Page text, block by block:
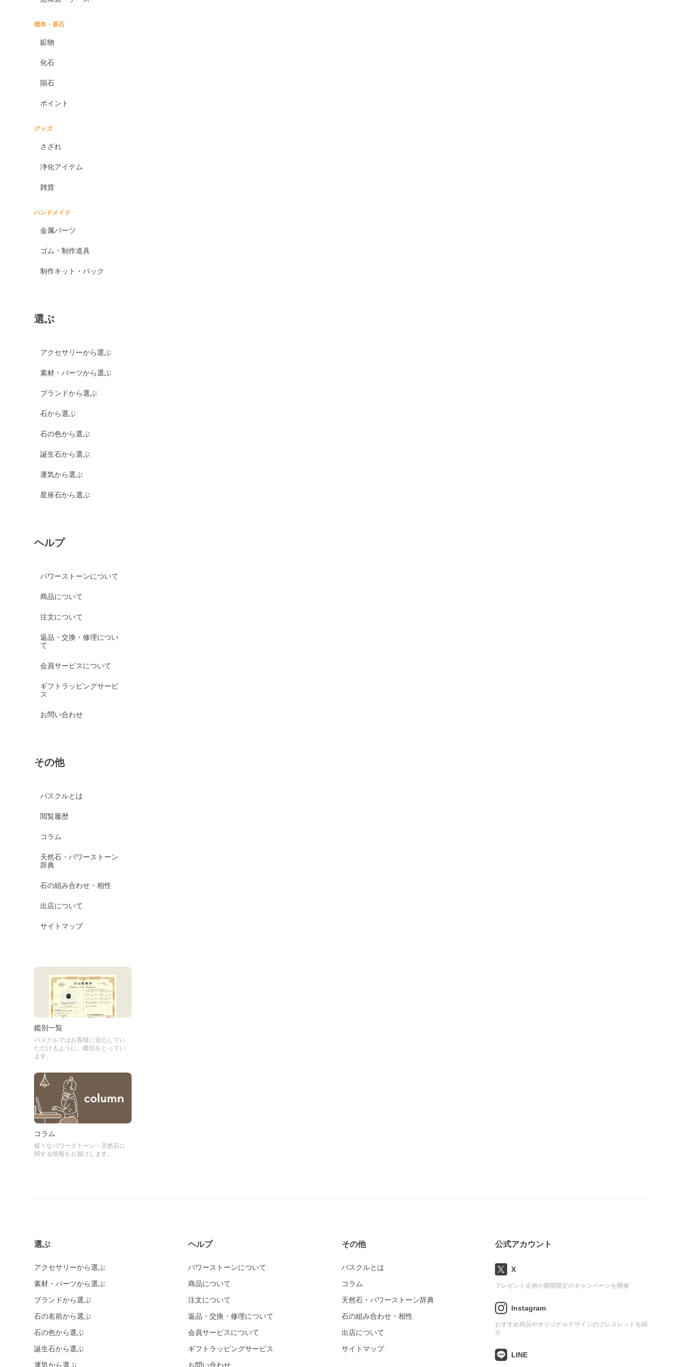
標本・原石
鉱物
化石
隕石
ポイント
グッズ
さざれ
浄化アイテム
雑貨
ハンドメイド
金属パーツ
ゴム・制作道具
制作キット・パック
選ぶ
アクセサリーから選ぶ
素材・パーツから選ぶ
ブランドから選ぶ
石から選ぶ
石の色から選ぶ
誕生石から選ぶ
運気から選ぶ
星座石から選ぶ
ヘルプ
パワーストーンについて
商品について
注文について
返品・交換・修理につい
て
会員サービスについて
ギフトラッピングサービ
ス
お問い合わせ
その他
パスクルとは
閲覧履歴
コラム
天然石・パワーストーン
辞典
石の組み合わせ・相性
出店について
サイトマップ
鑑別一覧
パスクルではお客様に安心してい
ただけるように、鑑別をとってい
ます。
コラム
様々なパワーストーン・天然石に
関する情報をお届けします。
選ぶ
アクセサリーから選ぶ
素材・パーツから選ぶ
ブランドから選ぶ
石の名前から選ぶ
石の色から選ぶ
誕生石から選ぶ
運気から選ぶ
ヘルプ
パワーストーンについて
商品について
注文について
返品・交換・修理について
会員サービスについて
ギフトラッピングサービス
お問い合わせ
その他
パスクルとは
コラム
天然石・パワーストーン辞典
石の組み合わせ・相性
出店について
サイトマップ
公式アカウント
X
プレゼント企画や期間限定のキャンペーンを開催
Instagram
おすすめ商品やオリジナルデザインのブレスレットを紹
介
LINE